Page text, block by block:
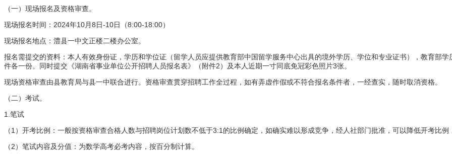
（一）现场报名及资格审查。
现场报名时间： 2024年10 月 8 日-10日（8:00-18:00）
现场报名地点：澧县一中文正楼二楼办公室。
报名需提交的资料：本人有效身份证，学历和学位证（留学人员应提供教育部中国留学服务中心出具的境外学历、学位和专业证书），教育部
件各一份。同时提交《湖南省事业单位公开招聘人员报名表》（附件2 ）及本人近期一寸同底免冠彩色照片3张。
现场资格审查由县教育局与县一中联合进行。资格审查贯穿招聘工作全过程，如有弄虚作假或不符合报名条件者，一经查实，随时取消资格。
（二）考试。
1. 笔试
（ 1 ）开考比例：一般按资格审查合格人数与招聘岗位计划数不低于3:1 的比例确定，如确实难以形成竞争，经人社部门批准，可以降低开考比例
（ 2 ）笔试内容及分值：为数学高考必考内容，按百分制计算。